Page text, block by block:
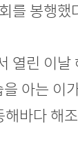
를 봉행했
열린 이
아는 이
바다 해